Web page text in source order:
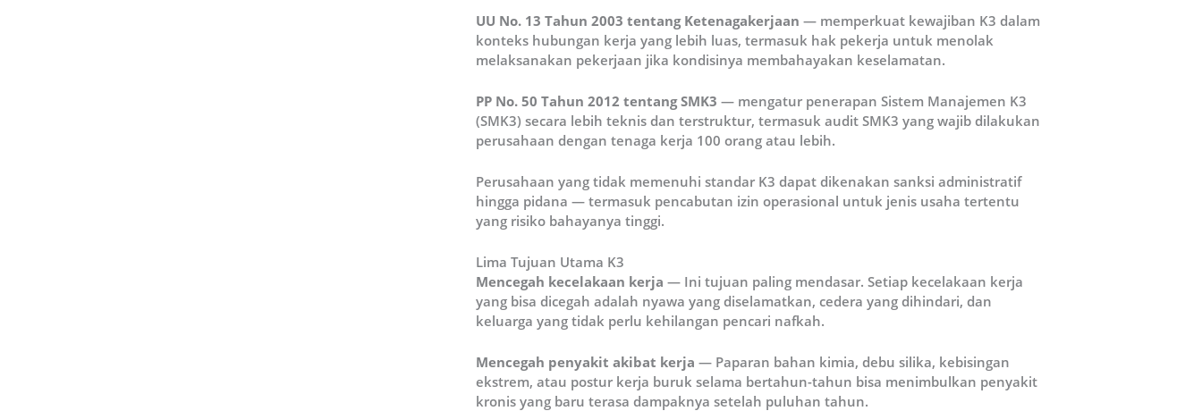
UU No. 13 Tahun 2003 tentang Ketenagakerjaan — memperkuat kewajiban K3 dalam
konteks hubungan kerja yang lebih luas, termasuk hak pekerja untuk menolak
melaksanakan pekerjaan jika kondisinya membahayakan keselamatan.
PP No. 50 Tahun 2012 tentang SMK3 — mengatur penerapan Sistem Manajemen K3
(SMK3) secara lebih teknis dan terstruktur, termasuk audit SMK3 yang wajib dilakukan
perusahaan dengan tenaga kerja 100 orang atau lebih.
Perusahaan yang tidak memenuhi standar K3 dapat dikenakan sanksi administratif
hingga pidana — termasuk pencabutan izin operasional untuk jenis usaha tertentu
yang risiko bahayanya tinggi.
Lima Tujuan Utama K3
Mencegah kecelakaan kerja — Ini tujuan paling mendasar. Setiap kecelakaan kerja
yang bisa dicegah adalah nyawa yang diselamatkan, cedera yang dihindari, dan
keluarga yang tidak perlu kehilangan pencari nafkah.
Mencegah penyakit akibat kerja — Paparan bahan kimia, debu silika, kebisingan
ekstrem, atau postur kerja buruk selama bertahun-tahun bisa menimbulkan penyakit
kronis yang baru terasa dampaknya setelah puluhan tahun.